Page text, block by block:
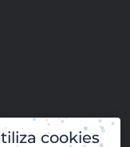
cookies